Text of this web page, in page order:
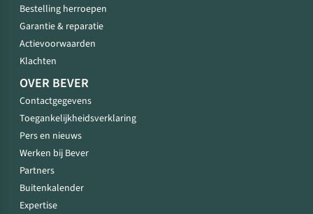
Bestelling herroepen
Garantie & reparatie
Actievoorwaarden
Klachten
OVER BEVER
Contactgegevens
Toegankelijkheidsverklaring
Pers en nieuws
Werken bij Bever
Partners
Buitenkalender
Expertise